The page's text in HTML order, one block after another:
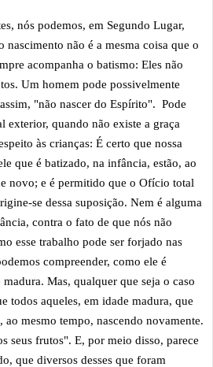
nós podemos, em Segundo Lugar,
não é a mesma coisa que o
acompanha o batismo: Eles não
Um homem pode possivelmente
"não nascer do Espírito". Pode
exterior, quando não existe a graça
às crianças: É certo que nossa
que é batizado, na infância, estão, ao
novo; e é permitido que o Ofício total
se dessa suposição. Nem é alguma
contra o fato de que nós não
esse trabalho pode ser forjado nas
compreender, como ele é
Mas, qualquer que seja o caso
todos aqueles, em idade madura, que
ao mesmo tempo, nascendo novamente.
seus frutos". E, por meio disso, parece
que diversos desses que foram